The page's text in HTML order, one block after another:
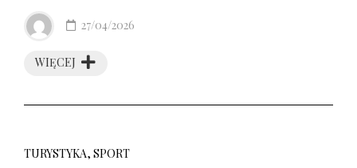
WIĘCEJ
27/04/2026
TURYSTYKA, SPORT